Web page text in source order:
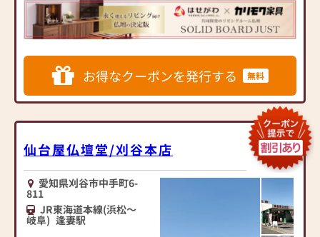
だきます。ぜひ一度、当店
にお越しください。心地よ
い空間で、お仏壇や仏具を
ご覧いただけます。スタッ
フ一同、心よりお待ちして
おります。
壇業界や地域社会への貢献
や奉仕活動にも積極的に取
り組んでいます。
・名古屋仏壇商工協同組合
副理事長
・仏壇公正取引協議会専務
理事
・真宗大谷派名古屋教区門
徒会会員 ／ 教区教化センタ
ー真宗の仏事 研究・学習班
メンバー
・全日本宗教用具協同組合
員
▶「お手々のしわとしわを
合わせてしあわせ なーむ
ー」のCMでおなじみ。仏壇
販売のリーディングカンパ
▶「カリモク家具」など国
するお仏壇を展開
◆◆ お陰様で創業94年 ◆◆
国内130店舗以上のスケール
メリットと東証上場の信
頼。創業以来、親切・丁寧
お得なクーポンを発行する 無料
仙台屋仏壇堂/刈谷本店
愛知県刈谷市中手町6-
811
JR東海道本線(浜松～
岐阜) 逢妻駅